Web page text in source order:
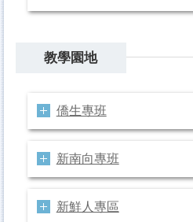
教學園地
僑生專班
新南向專班
新鮮人專區